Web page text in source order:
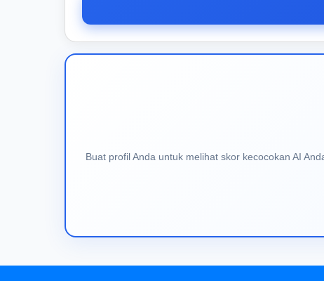
Buat profil Anda untuk melihat skor kecocokan AI